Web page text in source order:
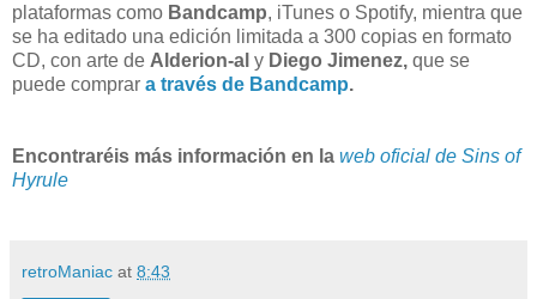
plataformas como Bandcamp, iTunes o Spotify, mientra que
se ha editado una edición limitada a 300 copias en formato
CD, con arte de Alderion-al y Diego Jimenez, que se
puede comprar a través de Bandcamp.
Encontraréis más información en la web oficial de Sins of
Hyrule
retroManiac at 8:43